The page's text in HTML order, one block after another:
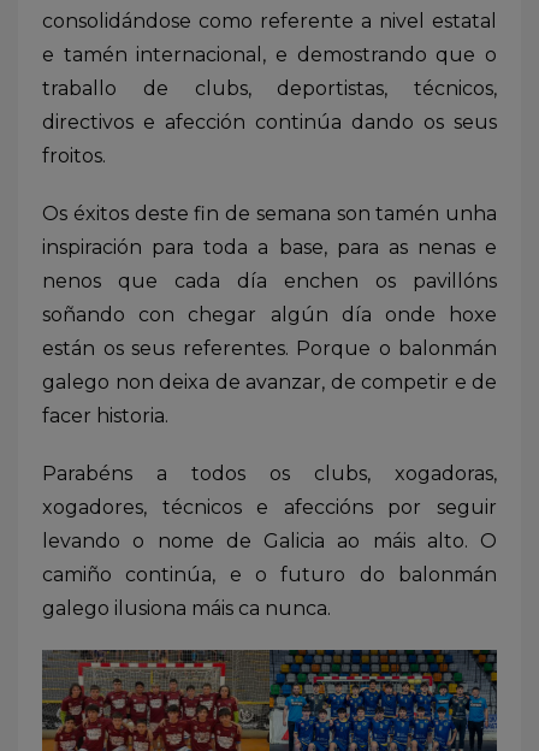
consolidándose como referente a nivel estatal
e tamén internacional, e demostrando que o
traballo de clubs, deportistas, técnicos,
directivos e afección continúa dando os seus
froitos.
Os éxitos deste fin de semana son tamén unha
inspiración para toda a base, para as nenas e
nenos que cada día enchen os pavillóns
soñando con chegar algún día onde hoxe
están os seus referentes. Porque o balonmán
galego non deixa de avanzar, de competir e de
facer historia.
Parabéns a todos os clubs, xogadoras,
xogadores, técnicos e afeccións por seguir
levando o nome de Galicia ao máis alto. O
camiño continúa, e o futuro do balonmán
galego ilusiona máis ca nunca.